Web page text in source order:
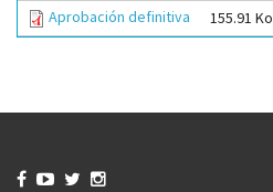
Aprobación definitiva
155.91 Ko
   